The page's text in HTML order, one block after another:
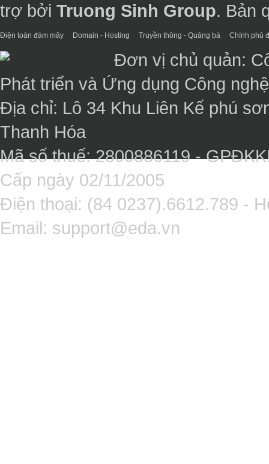
trợ bởi Truong Sinh Group. Bản
Điện toán đám mây Domain - Hosting Truyền thông - Quảng bá Chính phủ
Đơn vị chủ quản:
Phát triển và Ứng dụng Công
Địa chỉ: Lô 34 Khu Liên Kế phú
Thanh Hóa
Mã số thuế: 2800886119 -
Cấp ngày 02/11/2005
Điện thoại: (84 0237).6612.789 -
Email: support@eda.vn